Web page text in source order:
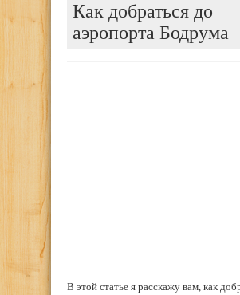
Как добраться до
аэропорта Бодрума
В этой статье я расскажу вам, как